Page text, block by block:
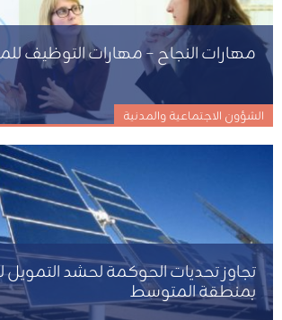
مهارات النجاح – مهارات التوظيف
الشؤون الاجتماعية والمدنية
تجاوز تحديات الحوكمة لحشد التمويل
بمنطقة المتوسط